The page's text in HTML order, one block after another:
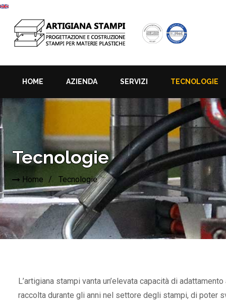
HOME AZIENDA SERVIZI TECNOLOGIE
Tecnologie
Home Tecnologie
L’artigiana stampi vanta un’elevata capacità di
raccolta durante gli anni nel settore degli stampi, di poter